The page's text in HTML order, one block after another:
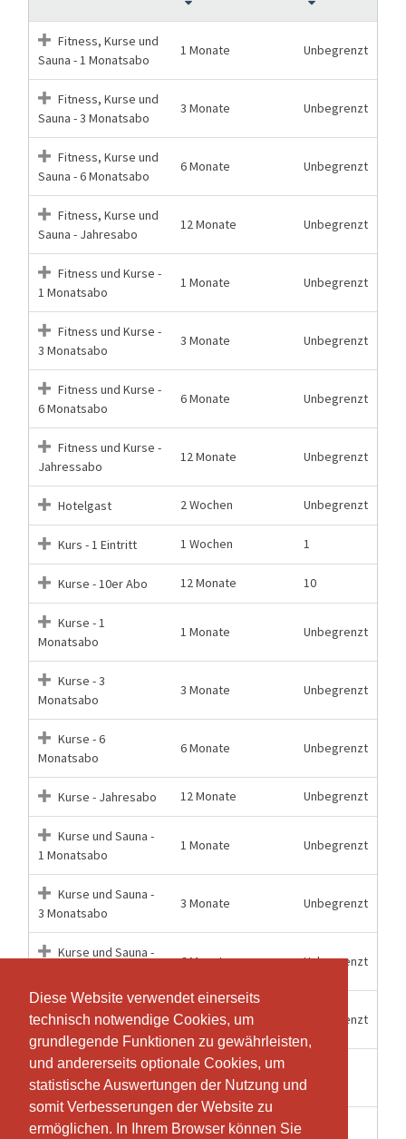
Diese Website verwendet einerseits
technisch notwendige Cookies, um
grundlegende Funktionen zu gewährleisten,
und andererseits optionale Cookies, um
statistische Auswertungen der Nutzung und
somit Verbesserungen der Website zu
ermöglichen. In Ihrem Browser können Sie
Diese Website verwendet einerseits
technisch notwendige Cookies, um
grundlegende Funktionen zu gewährleisten,
und andererseits optionale Cookies, um
statistische Auswertungen der Nutzung und
somit Verbesserungen der Website zu
ermöglichen. In Ihrem Browser können Sie
Fitness, Kurse und
Sauna - 1 Monatsabo
1 Monate Unbegrenzt
Fitness, Kurse und
Sauna - 3 Monatsabo
3 Monate Unbegrenzt
Fitness, Kurse und
Sauna - 6 Monatsabo
6 Monate Unbegrenzt
Fitness, Kurse und
Sauna - Jahresabo
12 Monate Unbegrenzt
Fitness und Kurse -
1 Monatsabo
1 Monate Unbegrenzt
Fitness und Kurse -
3 Monatsabo
3 Monate Unbegrenzt
Fitness und Kurse -
6 Monatsabo
6 Monate Unbegrenzt
Fitness und Kurse -
Jahressabo
12 Monate Unbegrenzt
Hotelgast 2 Wochen Unbegrenzt
Kurs - 1 Eintritt 1 Wochen 1
Kurse - 10er Abo 12 Monate 10
Kurse - 1
Monatsabo
1 Monate Unbegrenzt
Kurse - 3
Monatsabo
3 Monate Unbegrenzt
Kurse - 6
Monatsabo
6 Monate Unbegrenzt
Kurse - Jahresabo 12 Monate Unbegrenzt
Kurse und Sauna -
1 Monatsabo
1 Monate Unbegrenzt
Kurse und Sauna -
3 Monatsabo
3 Monate Unbegrenzt
Kurse und Sauna -
6 Monate Unbegrenzt
Kurse und Sauna -
Jahresabo
12 Monate Unbegrenzt
Outdoor Yoga -
Extern -1 Eintritt
1 Wochen 1
Outdoor Yoga -
1 Wochen